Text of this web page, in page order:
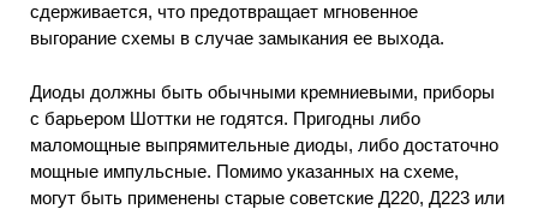
сдерживается, что предотвращает мгновенное
выгорание схемы в случае замыкания ее выхода.
Диоды должны быть обычными кремниевыми, приборы
с барьером Шоттки не годятся. Пригодны либо
маломощные выпрямительные диоды, либо достаточно
мощные импульсные. Помимо указанных на схеме,
могут быть применены старые советские Д220, Д223 или